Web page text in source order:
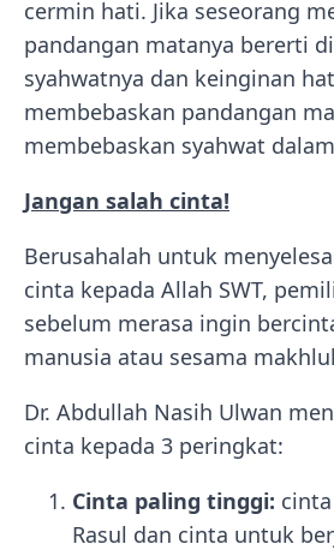
cermin hati. Jika seseorang
pandangan matanya bererti
syahwatnya dan keinginan
membebaskan pandangan
membebaskan syahwat
Jangan salah cinta!
Berusahalah untuk
cinta kepada Allah SWT,
sebelum merasa ingin
manusia atau sesama
Dr. Abdullah Nasih Ulwan
cinta kepada 3 peringkat:
Cinta paling tinggi:
Rasul dan cinta untuk